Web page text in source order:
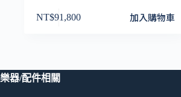
NT$91,800 加入購物車
樂器/配件相關